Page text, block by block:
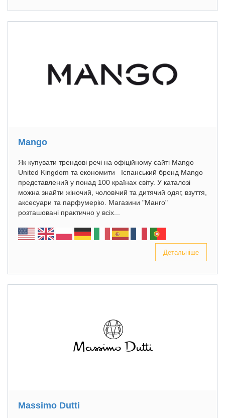
Mango
Як купувати трендові речі на офіційному сайті Mango
United Kingdom та економити Іспанський бренд Mango
представлений у понад 100 країнах світу. У каталозі
можна знайти жіночий, чоловічий та дитячий одяг, взуття,
аксесуари та парфумерію. Магазини "Манго"
розташовані практично у всіх...
Детальніше
Massimo Dutti